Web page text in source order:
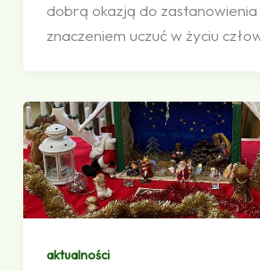
dobrą okazją do zastanowienia
znaczeniem uczuć w życiu
aktualności